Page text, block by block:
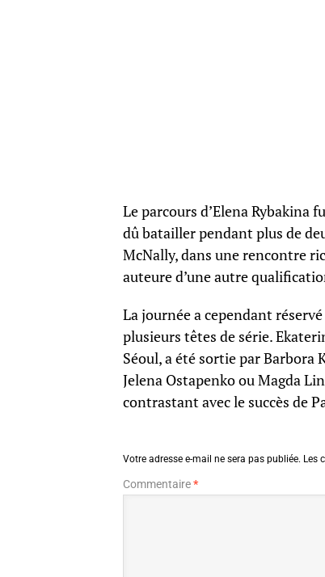
Le parcours d’Elena Rybakina
dû batailler pendant plus de
McNally, dans une rencontre
auteure d’une autre
La journée a cependant
plusieurs têtes de série.
Séoul, a été sortie par Barbora
Jelena Ostapenko ou Magda
contrastant avec le succès de
Votre adresse e-mail ne sera pas publiée. Les
Commentaire*